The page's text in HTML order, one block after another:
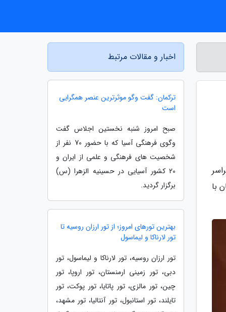
سراسر
همزمان با
اخبار و مقالات مرتبط
ترکمان: گفت وگو موثرترین عنصر همگرایی
است
صبح امروز شنبه نخستین اجلاس گفت
وگوی فرهنگی آسیا که با حضور 70 نفر از
شخصیت های فرهنگی و علمی از ایران و
20 کشور آسیایی در حسینیه الزهرا (س)
برگزار گردید.
بهترین تورهای امروز؛ از تور ارزان روسیه تا
تور لارناکا و لیماسول
تور ارزان روسیه، تور لارناکا و لیماسول، تور
دبی، تور زمینی ارمنستان، تور اروپا، تور
چین، تور مالزی، تور پاتایا، تور پوکت، تور
تایلند، تور استانبول، تور آنتالیا، تور مشهد،